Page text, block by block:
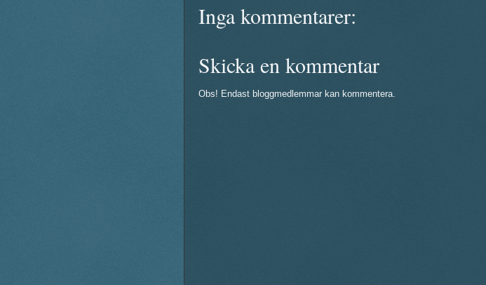
Inga kommentarer:
Skicka en kommentar
Obs! Endast bloggmedlemmar kan kommentera.